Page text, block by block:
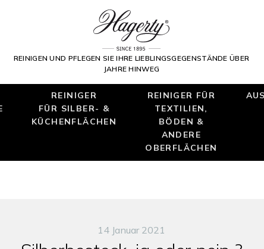
REINIGEN UND PFLEGEN SIE IHRE LIEBLINGSGEGENSTÄNDE ÜBER
JAHRE HINWEG
REINIGER
FÜR SILBER- &
KÜCHENFLÄCHEN
REINIGER FÜR
TEXTILIEN,
BÖDEN &
ANDERE
OBERFLÄCHEN
14 Januar 2021